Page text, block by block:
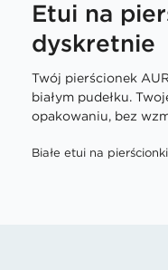
Etui na
dyskretnie
Twój pierścionek
białym pudełku.
opakowaniu, bez
Białe etui na